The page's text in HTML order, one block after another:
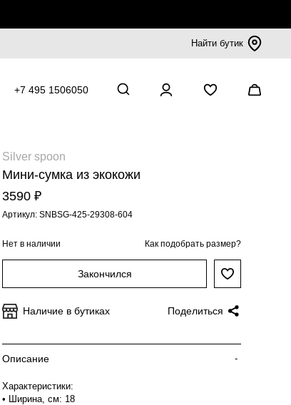
Найти бутик
+7 495 1506050
Silver spoon
Мини-сумка из экокожи
3590 ₽
Артикул: SNBSG-425-29308-604
Нет в наличии Как подобрать размер?
Закончился
Наличие в бутиках Поделиться
Описание -
Характеристики:
• Ширина, см: 18